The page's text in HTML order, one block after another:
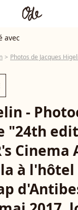
avec
Photos de Jacques
-
"24th
Cinema
à